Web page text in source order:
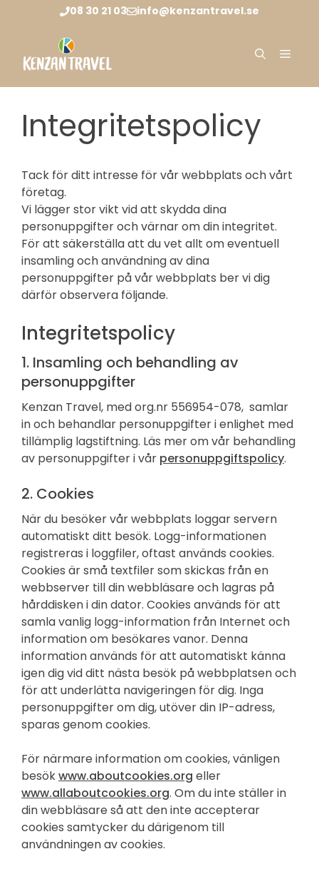
08 30 21 03 info@kenzantravel.se
Meny
Integritetspolicy
Tack för ditt intresse för vår webbplats och vårt
företag.
Vi lägger stor vikt vid att skydda dina
personuppgifter och värnar om din integritet.
För att säkerställa att du vet allt om eventuell
insamling och användning av dina
personuppgifter på vår webbplats ber vi dig
därför observera följande.
Integritetspolicy
1. Insamling och behandling av
personuppgifter
Kenzan Travel, med org.nr 556954-078, samlar
in och behandlar personuppgifter i enlighet med
tillämplig lagstiftning. Läs mer om vår behandling
av personuppgifter i vår personuppgiftspolicy.
2. Cookies
När du besöker vår webbplats loggar servern
automatiskt ditt besök. Logg-informationen
registreras i loggfiler, oftast används cookies.
Cookies är små textfiler som skickas från en
webbserver till din webbläsare och lagras på
hårddisken i din dator. Cookies används för att
samla vanlig logg-information från Internet och
information om besökares vanor. Denna
information används för att automatiskt känna
igen dig vid ditt nästa besök på webbplatsen och
för att underlätta navigeringen för dig. Inga
personuppgifter om dig, utöver din IP-adress,
sparas genom cookies.
För närmare information om cookies, vänligen
besökwww.aboutcookies.org eller
www.allaboutcookies.org. Om du inte ställer in
din webbläsare så att den inte accepterar
cookies samtycker du därigenom till
användningen av cookies.